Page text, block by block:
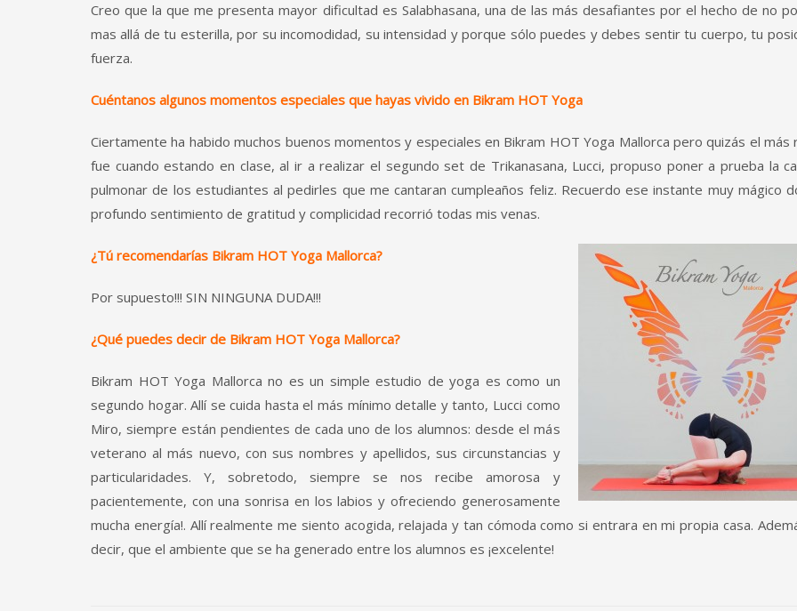
Creo que la que me presenta mayor dificultad es Salabhasana, una de las más desafiantes por el hecho de no
mas allá de tu esterilla, por su incomodidad, su intensidad y porque sólo puedes y debes sentir tu cuerpo, tu
fuerza.
Cuéntanos algunos momentos especiales que hayas vivido en Bikram HOT Yoga
Ciertamente ha habido muchos buenos momentos y especiales en Bikram HOT Yoga Mallorca pero quizás el más
fue cuando estando en clase, al ir a realizar el segundo set de Trikanasana, Lucci, propuso poner a prueba la
pulmonar de los estudiantes al pedirles que me cantaran cumpleaños feliz. Recuerdo ese instante muy mágico
profundo sentimiento de gratitud y complicidad recorrió todas mis venas.
¿Tú recomendarías Bikram HOT Yoga Mallorca?
Por supuesto!!! SIN NINGUNA DUDA!!!
¿Qué puedes decir de Bikram HOT Yoga Mallorca?
Bikram HOT Yoga Mallorca no es un simple estudio de yoga es como un
segundo hogar. Allí­ se cuida hasta el más mínimo detalle y tanto, Lucci como
Miro, siempre están pendientes de cada uno de los alumnos: desde el más
veterano al más nuevo, con sus nombres y apellidos, sus circunstancias y
particularidades. Y, sobretodo, siempre se nos recibe amorosa y
pacientemente, con una sonrisa en los labios y ofreciendo generosamente
mucha energía!. Allí­ realmente me siento acogida, relajada y tan cómoda como si entrara en mi propia casa.
decir, que el ambiente que se ha generado entre los alumnos es ¡excelente!